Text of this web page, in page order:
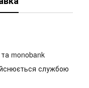
monobank
службою